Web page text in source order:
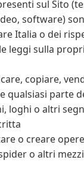
sul Sito
software)
Italia o dei
leggi sulla
copiare,
qualsiasi parte
loghi o altri
o creare
o altri